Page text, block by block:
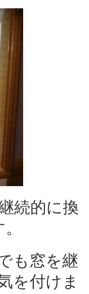
続的に換
も窓を継
を付けま